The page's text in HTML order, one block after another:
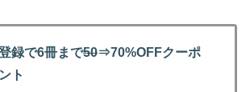
録で6冊まで50⇒70%OFFクーポ
ト